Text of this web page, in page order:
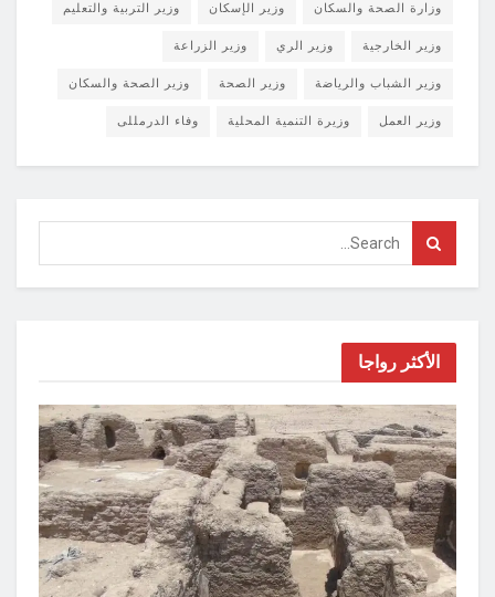
وزارة الصحة والسكان وزير الإسكان وزير التربية والتعليم
وزير الخارجية وزير الري وزير الزراعة
وزير الشباب والرياضة وزير الصحة وزير الصحة والسكان
وزير العمل وزيرة التنمية المحلية وفاء الدرمللى
الأكثر رواجا